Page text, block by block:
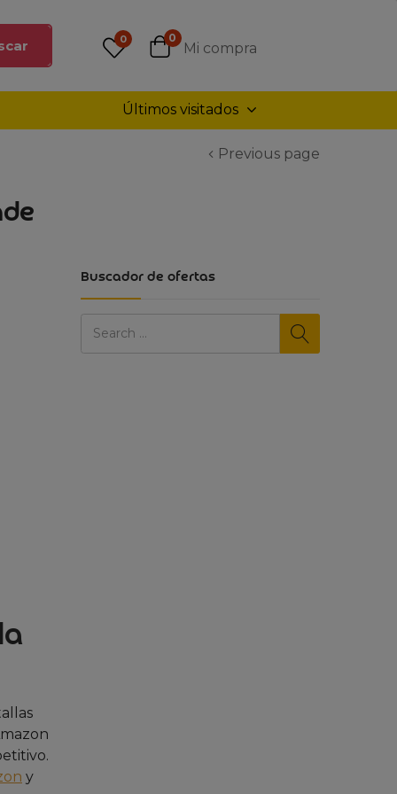
0 0
Mi compra
Últimos visitados
Previous page
Buscador de ofertas
y